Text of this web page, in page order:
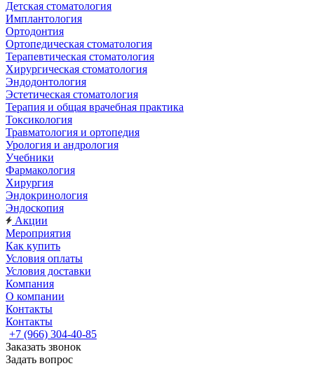
Детская стоматология
Имплантология
Ортодонтия
Ортопедическая стоматология
Терапевтическая стоматология
Хирургическая стоматология
Эндодонтология
Эстетическая стоматология
Терапия и общая врачебная практика
Токсикология
Травматология и ортопедия
Урология и андрология
Учебники
Фармакология
Хирургия
Эндокринология
Эндоскопия
Акции
Мероприятия
Как купить
Условия оплаты
Условия доставки
Компания
О компании
Контакты
Контакты
+7 (966) 304-40-85
Заказать звонок
Задать вопрос